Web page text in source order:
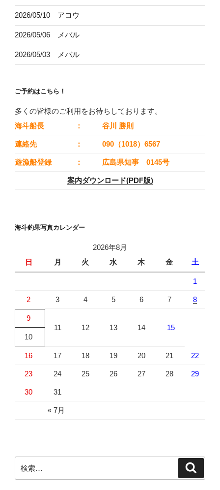
2026/05/10 アコウ
2026/05/06 メバル
2026/05/03 メバル
ご予約はこちら！
多くの皆様のご利用をお待ちしております。
海斗船長
： 谷川 勝則
連絡先 ： 090（1018）6567
遊漁船登録 ： 広島県知事 0145号
案内ダウンロード(PDF版)
海斗釣果写真カレンダー
2026年8月
日
月 火 水 木 金 土
« 7月
1
2 3 4 5 6 7 8
9
10
11 12 13 14 15
16 17 18 19 20 21 22
23 24 25 26 27 28 29
30 31
索: